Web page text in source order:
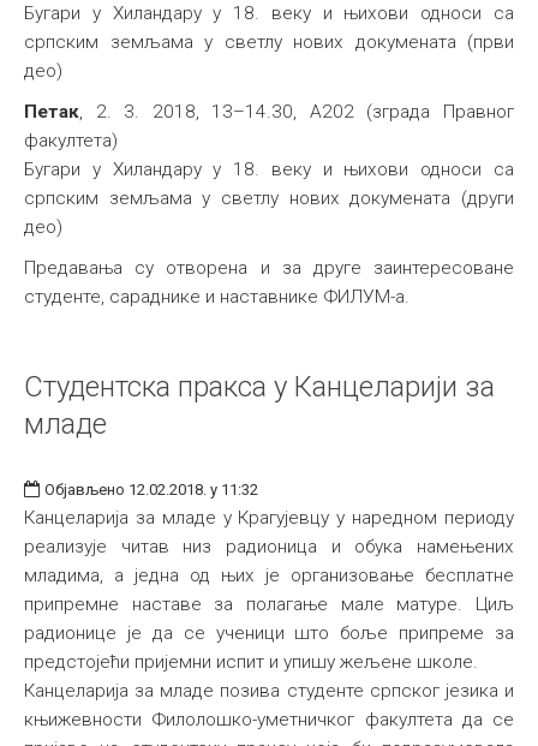
Бугари у Хиландару у 18. веку и њихови односи са
српским земљама у светлу нових докумената (први
део)
Петак , 2. 3. 2018, 13–14.30, А202 (зграда Правног
факултета)
Бугари у Хиландару у 18. веку и њихови односи са
српским земљама у светлу нових докумената (други
део)
Предавања су отворена и за друге заинтересоване
студенте, сараднике и наставнике ФИЛУМ-а.
Студентска пракса у Канцеларији за
младе
Објављено 12.02.2018. у 11:32
Канцеларија за младе у Крагујевцу у наредном периоду
реализује читав низ радионица и обука намењених
младима, а једна од њих је организовање бесплатне
припремне наставе за полагање мале матуре. Циљ
радионице је да се ученици што боље припреме за
предстојећи пријемни испит и упишу жељене школе.
Канцеларија за младе позива студенте српског језика и
књижевности Филолошко-уметничког факултета да се